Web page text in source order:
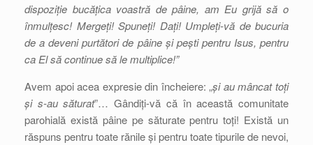
dispoziție bucățica voastră de pâine, am Eu grijă să o
înmulțesc! Mergeți! Spuneți! Dați! Umpleți-vă de bucuria
de a deveni purtători de pâine și pești pentru Isus, pentru
ca El să continue să le multiplice!”
Avem apoi acea expresie din încheiere: „și au mâncat toți
și s-au săturat”… Gândiți-vă că în această comunitate
parohială există pâine pe săturate pentru toți! Există un
răspuns pentru toate rănile și pentru toate tipurile de nevoi,